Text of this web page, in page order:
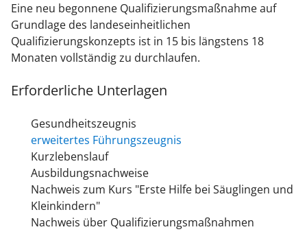
Eine neu begonnene Qualifizierungsmaßnahme auf
Grundlage des landeseinheitlichen
Qualifizierungskonzepts ist in 15 bis längstens 18
Monaten vollständig zu durchlaufen.
Erforderliche Unterlagen
Gesundheitszeugnis
erweitertes Führungszeugnis
Kurzlebenslauf
Ausbildungsnachweise
Nachweis zum Kurs "Erste Hilfe bei Säuglingen und
Kleinkindern"
Nachweis über Qualifizierungsmaßnahmen